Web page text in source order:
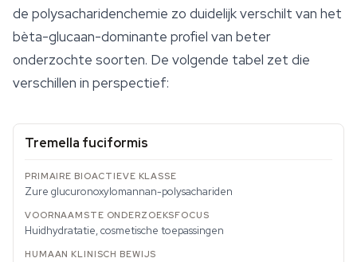
de polysacharidenchemie zo duidelijk verschilt van het
bèta-glucaan-dominante profiel van beter
onderzochte soorten. De volgende tabel zet die
verschillen in perspectief:
Tremella fuciformis
Zure glucuronoxylomannan-polysachariden
Huidhydratatie, cosmetische toepassingen